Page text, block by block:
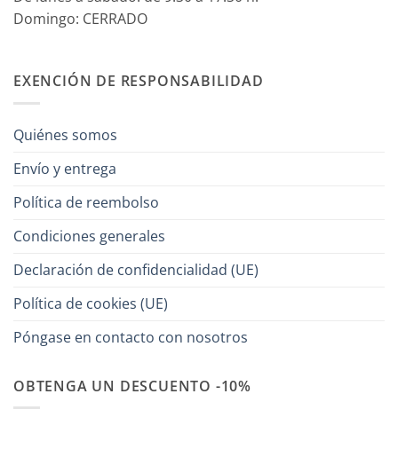
Domingo: CERRADO
EXENCIÓN DE RESPONSABILIDAD
Quiénes somos
Envío y entrega
Política de reembolso
Condiciones generales
Declaración de confidencialidad (UE)
Política de cookies (UE)
Póngase en contacto con nosotros
OBTENGA UN DESCUENTO -10%